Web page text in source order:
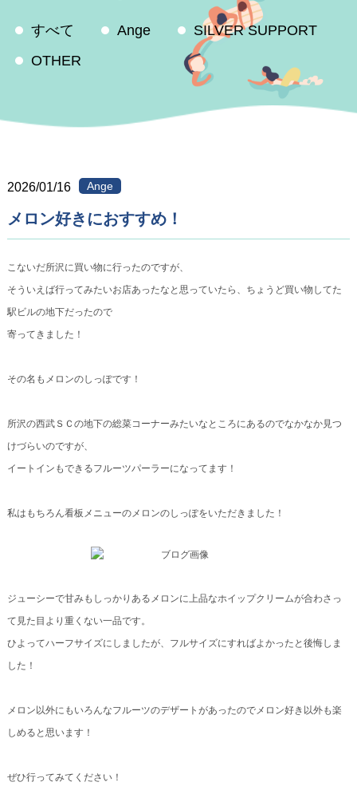
すべて Ange
SILVER SUPPORT
OTHER
2026/01/16 Ange
メロン好きにおすすめ！
こないだ所沢に買い物に行ったのですが、
そういえば行ってみたいお店あったなと思っていたら、ちょうど買い物してた
駅ビルの地下だったので
寄ってきました！
その名もメロンのしっぽです！
所沢の西武ＳＣの地下の総菜コーナーみたいなところにあるのでなかなか見つ
けづらいのですが、
イートインもできるフルーツパーラーになってます！
私はもちろん看板メニューのメロンのしっぽをいただきました！
ジューシーで甘みもしっかりあるメロンに上品なホイップクリームが合わさっ
て見た目より重くない一品です。
ひよってハーフサイズにしましたが、フルサイズにすればよかったと後悔しま
した！
メロン以外にもいろんなフルーツのデザートがあったのでメロン好き以外も楽
しめると思います！
ぜひ行ってみてください！